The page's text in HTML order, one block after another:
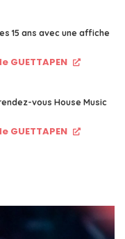
15 ans avec une affiche
GUETTAPEN
vous House Music
GUETTAPEN